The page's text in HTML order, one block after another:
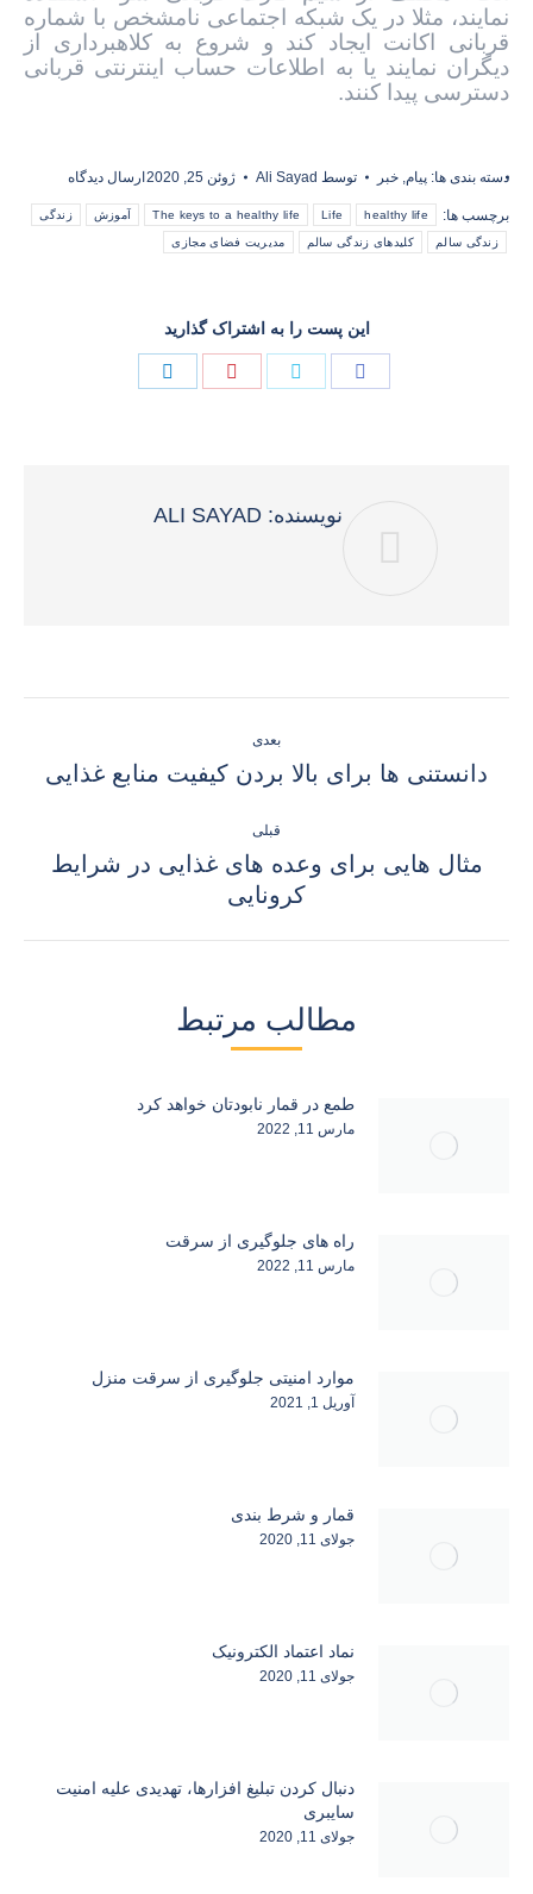
نمایند، مثلا در یک شبکه اجتماعی نامشخص با شماره
قربانی اکانت ایجاد کند و شروع به کلاهبرداری از
دیگران نمایند یا به اطلاعات حساب اینترنتی قربانی
دسترسی پیدا کنند.
دسته بندی ها: پیام, خبر توسط Ali Sayad ژوئن 25, 2020 ارسال دیدگاه
برچسب ها: healthy life
Life
The keys to a healthy life آموزش زندگی
زندگی سالم کلیدهای زندگی سالم مدیریت فضای مجازی
این پست را به اشتراک گذارید
نویسنده:
نوشته
قبلی
نوشته
قبلی:
مثال هایی برای وعده های غذایی در شرایط
کرونایی
بعدی
نوشته
بعدی:
دانستنی ها برای بالا بردن کیفیت منابع غذایی
مطالب مرتبط
طمع در قمار نابودتان خواهد کرد
مارس 11, 2022
راه های جلوگیری از سرقت
مارس 11, 2022
موارد امنیتی جلوگیری از سرقت منزل
آوریل 1, 2021
قمار و شرط بندی
جولای 11, 2020
نماد اعتماد الکترونیک
جولای 11, 2020
دنبال کردن تبلیغ افزارها، تهدیدی علیه امنیت
سایبری
جولای 11, 2020